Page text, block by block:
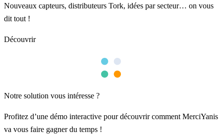
Nouveaux capteurs, distributeurs Tork, idées par secteur… on vous
dit tout !
Découvrir
Notre solution vous intéresse ?
Profitez d’une démo interactive pour découvrir comment MerciYanis
va vous faire gagner du temps !